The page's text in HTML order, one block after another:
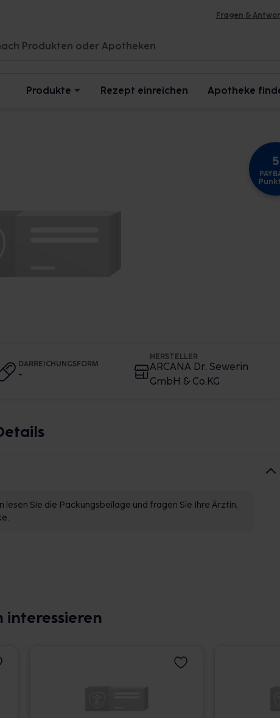
Fragen &
Produkte Rezept einreichen Apotheke
5
DARREICHUNGSFORM
-
HERSTELLER
ARCANA Dr. Sewerin
GmbH & Co.KG
lesen Sie die Packungsbeilage und fragen Sie Ihre Ärztin,
interessieren